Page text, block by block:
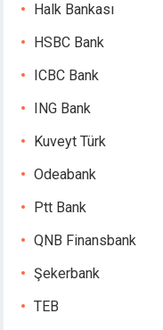
Halk Bankası
HSBC Bank
ICBC Bank
ING Bank
Kuveyt Türk
Odeabank
Ptt Bank
QNB Finansbank
Şekerbank
TEB